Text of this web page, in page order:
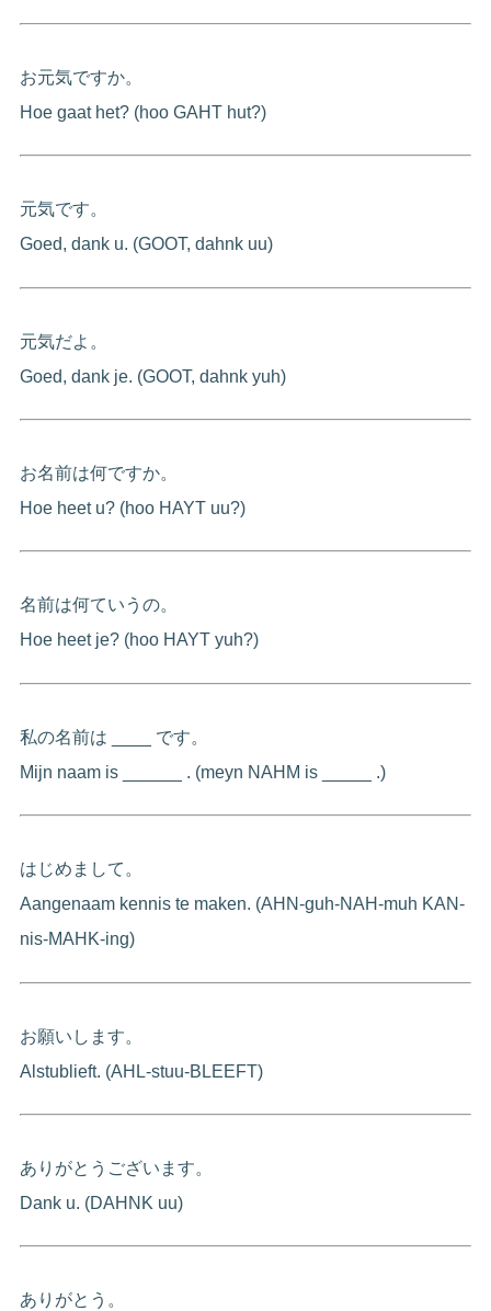
お元気ですか。
Hoe gaat het? (hoo GAHT hut?)
元気です。
Goed, dank u. (GOOT, dahnk uu)
元気だよ。
Goed, dank je. (GOOT, dahnk yuh)
お名前は何ですか。
Hoe heet u? (hoo HAYT uu?)
名前は何ていうの。
Hoe heet je? (hoo HAYT yuh?)
私の名前は ____ です。
Mijn naam is ______ . (meyn NAHM is _____ .)
はじめまして。
Aangenaam kennis te maken. (AHN-guh-NAH-muh KAN-
nis-MAHK-ing)
お願いします。
Alstublieft. (AHL-stuu-BLEEFT)
ありがとうございます。
Dank u. (DAHNK uu)
ありがとう。